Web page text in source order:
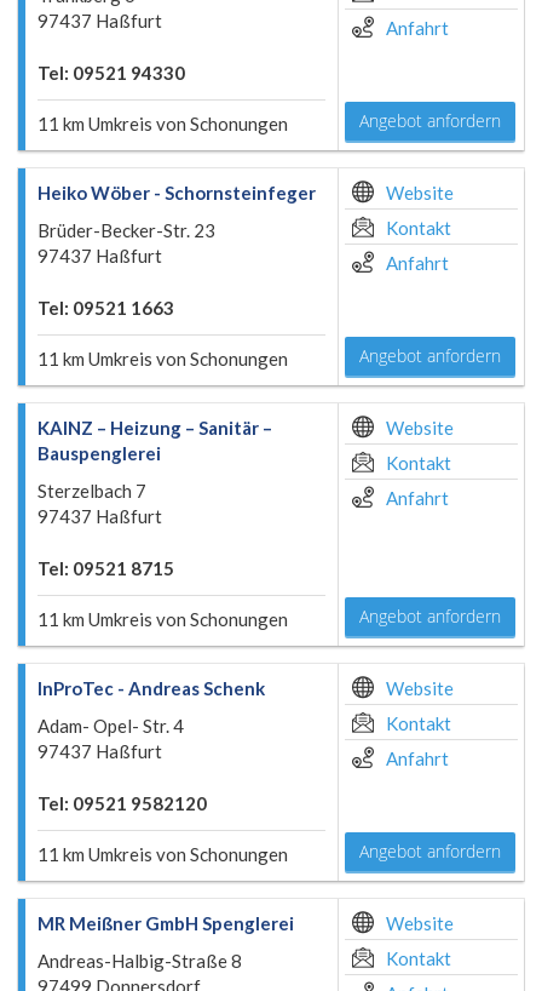
97437 Haßfurt
Tel: 09521 94330
11 km Umkreis von Schonungen
Anfahrt
Angebot anfordern
Heiko Wöber - Schornsteinfeger
Brüder-Becker-Str. 23
97437 Haßfurt
Tel: 09521 1663
11 km Umkreis von Schonungen
Website
Kontakt
Anfahrt
Angebot anfordern
KAINZ – Heizung – Sanitär –
Bauspenglerei
Sterzelbach 7
97437 Haßfurt
Tel: 09521 8715
11 km Umkreis von Schonungen
Website
Kontakt
Anfahrt
Angebot anfordern
InProTec - Andreas Schenk
Adam- Opel- Str. 4
97437 Haßfurt
Tel: 09521 9582120
11 km Umkreis von Schonungen
Website
Kontakt
Anfahrt
Angebot anfordern
MR Meißner GmbH Spenglerei
Andreas-Halbig-Straße 8
97499 Donnersdorf
Website
Kontakt